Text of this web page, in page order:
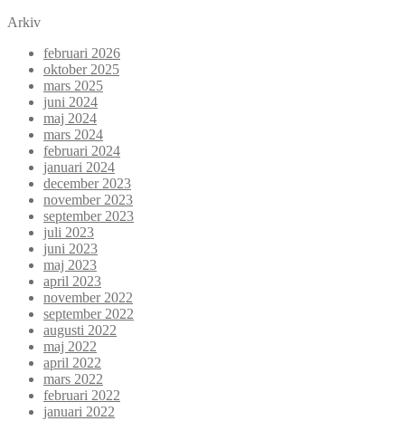
Arkiv
februari 2026
oktober 2025
mars 2025
juni 2024
maj 2024
mars 2024
februari 2024
januari 2024
december 2023
november 2023
september 2023
juli 2023
juni 2023
maj 2023
april 2023
november 2022
september 2022
augusti 2022
maj 2022
april 2022
mars 2022
februari 2022
januari 2022